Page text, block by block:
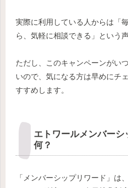
実際に利用している人からは「
ら、気軽に相談できる」という声
ただし、このキャンペーンがい
いので、気になる方は早めにチ
すすめします。
エトワールメンバーシ
何？
「メンバーシップリワード」は、